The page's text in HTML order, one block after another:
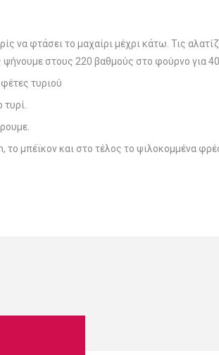
να φτάσει το μαχαίρι μέχρι κάτω. Τις
ψήνουμε στους 220 βαθμούς στο φούρνο για
τυριού
τυρί.
μπέϊκον και στο τέλος το ψιλοκομμένα